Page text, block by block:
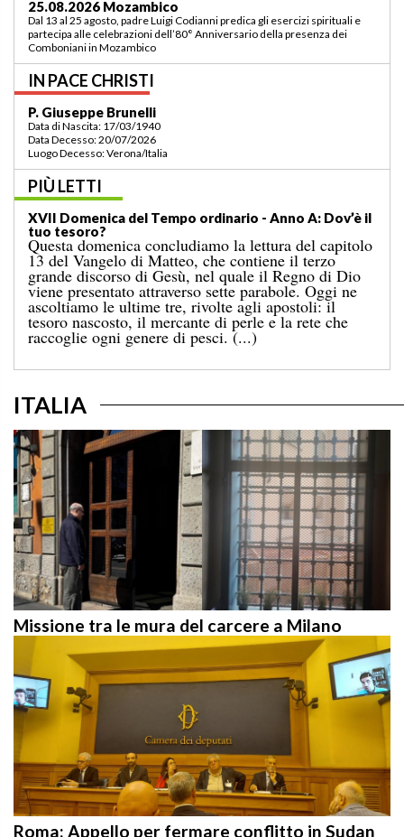
03.09.2026 Lomé/Togo
Padre Luigi Codianni e padre Elias Sindjalim partecipano dal 26 agosto al 3
settembre all’incontro della commissione ASCAF sulla riorganizzazione
della regione a Lomé/Togo
IN PACE CHRISTI
P. Bruno Bordonali
Data di Nascita: 01/07/1942
Data Decesso: 13/07/2026
Luogo Decesso: Verona /Italia
PIÙ LETTI
XIX Domenica del Tempo ordinario — Anno A:
“Comandami di venire verso di te!”
Il Vangelo di domenica scorsa ci raccontava il
miracolo della moltiplicazione dei pani per una
grande folla, in un luogo deserto, conclusosi con la
raccolta di dodici ceste colme di avanzi. A
quell’evento segue il noto episodio odierno, nel
quale Gesù cammina sul mare. [...]
Missione tra le mura del carcere a Milano
Roma: Appello per fermare conflitto in Sudan